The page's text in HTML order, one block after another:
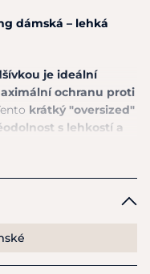
dámská – lehká
je ideální
ochranu proti
krátký "oversized"
s lehkostí a
20 000
poskytuje komfort i